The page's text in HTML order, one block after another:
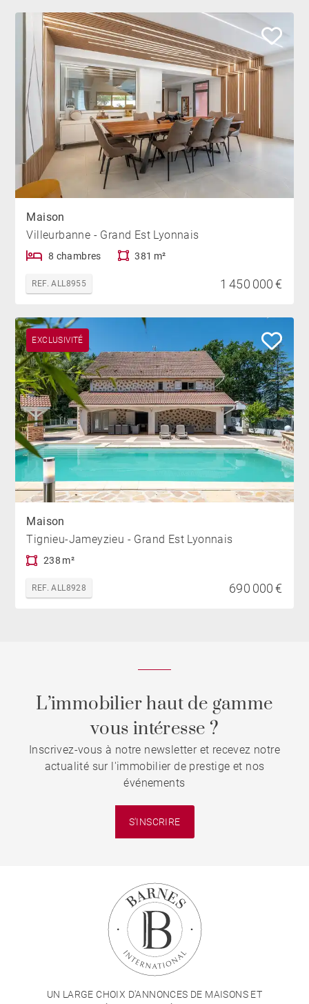
Maison
Villeurbanne - Grand Est Lyonnais
8 chambres 381 m²
REF. ALL8955 1 450 000 €
EXCLUSIVITÉ
Maison
Tignieu-Jameyzieu - Grand Est Lyonnais
238 m²
REF. ALL8928 690 000 €
L’immobilier haut de gamme
vous intéresse ?
Inscrivez-vous à notre newsletter et recevez notre
actualité sur l'immobilier de prestige et nos
événements
S'INSCRIRE
UN LARGE CHOIX D'ANNONCES DE MAISONS ET